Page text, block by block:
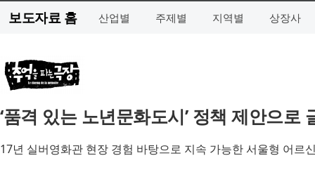
보도자료 홈 산업별 주제별 지역별 상장사
‘품격 있는 노년문화도시’ 정책 제안으
17년 실버영화관 현장 경험 바탕으로 지속 가능한 서울형 어르